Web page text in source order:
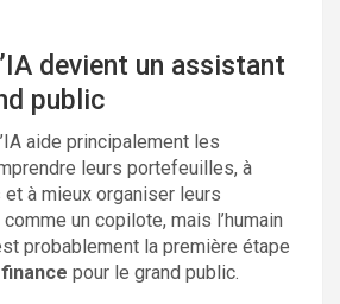
devient un assistant
public
aide principalement les
leurs portefeuilles, à
à mieux organiser leurs
un copilote, mais l’humain
probablement la première étape
finance pour le grand public.